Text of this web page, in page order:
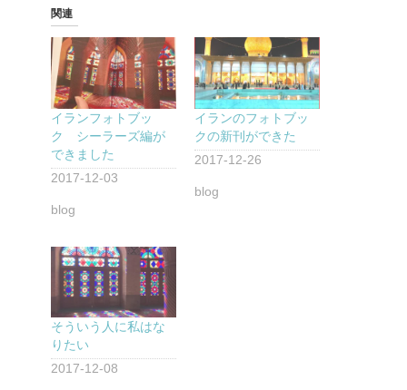
関連
イランフォトブッ
ク シーラーズ編が
できました
2017-12-03
blog
イランのフォトブッ
クの新刊ができた
2017-12-26
blog
そういう人に私はな
りたい
2017-12-08